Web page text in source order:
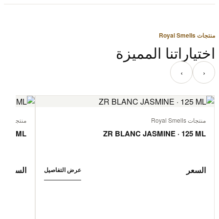
منتجات Royal Smells
اختياراتنا المميزة
‹ ›
منتجات Royal Smells
ZR BLANC JASMINE · 125 ML
السعر عرض التفاصيل
منتجات Royal Smells
ML
السعر